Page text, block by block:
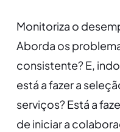
Monitoriza o
Aborda os
consistente? E,
está a fazer a
serviços? Está a
de iniciar a